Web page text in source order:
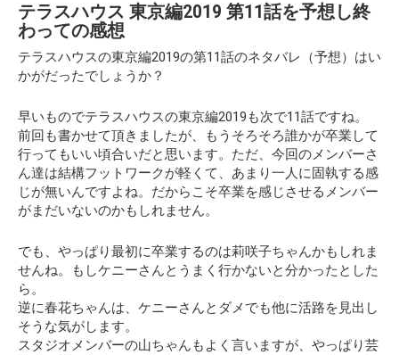
テラスハウス 東京編2019 第11話を予想し終
わっての感想
テラスハウスの東京編2019の第11話のネタバレ（予想）はい
かがだったでしょうか？
早いものでテラスハウスの東京編2019も次で11話ですね。
前回も書かせて頂きましたが、もうそろそろ誰かが卒業して
行ってもいい頃合いだと思います。ただ、今回のメンバーさ
ん達は結構フットワークが軽くて、あまり一人に固執する感
じが無いんですよね。だからこそ卒業を感じさせるメンバー
がまだいないのかもしれません。
でも、やっぱり最初に卒業するのは莉咲子ちゃんかもしれま
せんね。もしケニーさんとうまく行かないと分かったとした
ら。
逆に春花ちゃんは、ケニーさんとダメでも他に活路を見出し
そうな気がします。
スタジオメンバーの山ちゃんもよく言いますが、やっぱり芸